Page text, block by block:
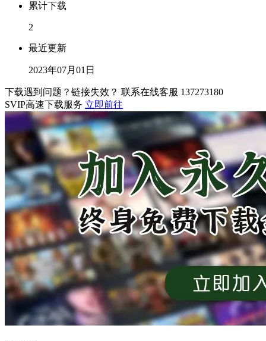
累计下载
2
最近更新
2023年07月01日
下载遇到问题？链接失效？ 联系在线客服 137273180
SVIP高速下载服务 立即前往